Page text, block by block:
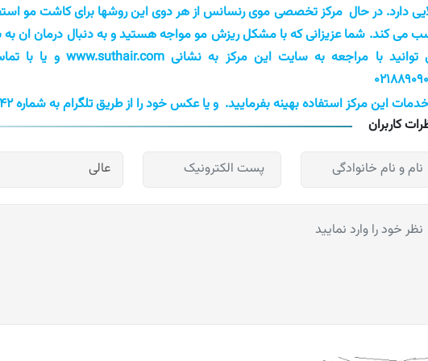
دارد. در حال مرکز تخصصی موی رنسانس از هر دوی این روشها برای کاشت مو
می کند. شما عزیزانی که با مشکل ریزش مو مواجه هستید و به دنبال درمان ان
توانید با مراجعه به سایت این مرکز به نشانیwww.suthair.com
این مرکز استفاده بهینه بفرمایید. و یا عکس خود را از طریق تلگرام به شماره 09122115442 ارسال کنید.
کاربران
عالی